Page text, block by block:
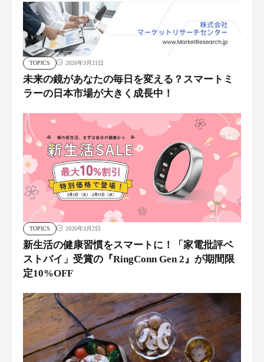
TOPICS 2026年3月21日
未来の鏡があなたの毎日を変える？スマートミ
ラーの日本市場が大きく成長中！
TOPICS 2026年3月2日
新生活の健康習慣をスマートに！「家電批評ベ
ストバイ」受賞の『RingConn Gen 2』が期間限
定10%OFF